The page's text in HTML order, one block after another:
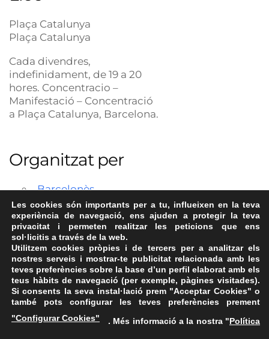
Plaça Catalunya
Plaça Catalunya
Cada divendres,
indefinidament, de 19 a 20
hores. Concentracio –
Manifestació – Concentració
a Plaça Catalunya, Barcelona.
Organitzat per
Barcelonès
FAQs
Les cookies són importants per a tu, influeixen en la teva
experiència de navegació, ens ajuden a protegir la teva
privacitat i permeten realitzar les peticions que ens
sol·licitis a través de la web.
Utilitzem cookies pròpies i de tercers per a analitzar els
nostres serveis i mostrar-te publicitat relacionada amb les
teves preferències sobre la base d’un perfil elaborat amb els
teus hàbits de navegació (per exemple, pàgines visitades).
Si consents la seva instal·lació prem "Acceptar Cookies" o
també pots configurar les teves preferències prement
"Configurar Cookies"
. Més informació a la nostra "Política